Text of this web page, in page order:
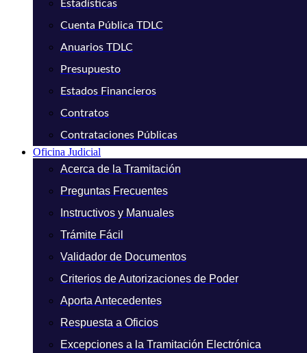
Estadísticas
Cuenta Pública TDLC
Anuarios TDLC
Presupuesto
Estados Financieros
Contratos
Contrataciones Públicas
Oficina Judicial
Acerca de la Tramitación
Preguntas Frecuentes
Instructivos y Manuales
Trámite Fácil
Validador de Documentos
Criterios de Autorizaciones de Poder
Aporta Antecedentes
Respuesta a Oficios
Excepciones a la Tramitación Electrónica